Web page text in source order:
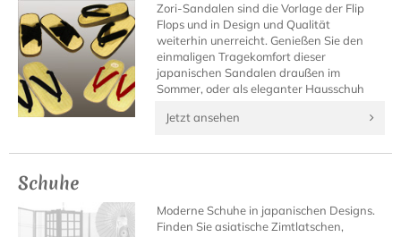
Zori-Sandalen sind die Vorlage der Flip
Flops und in Design und Qualität
weiterhin unerreicht. Genießen Sie den
einmaligen Tragekomfort dieser
japanischen Sandalen draußen im
Sommer, oder als eleganter Hausschuh
Jetzt ansehen
Schuhe
Moderne Schuhe in japanischen Designs.
Finden Sie asiatische Zimtlatschen,